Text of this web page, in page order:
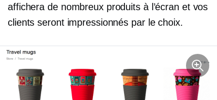
affichera de nombreux produits à l’écran et vos
clients seront impressionnés par le choix.